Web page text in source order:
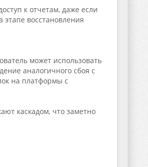
к отчетам, даже если
восстановления
может использовать
аналогичного сбоя с
на платформы с
каскадом, что заметно